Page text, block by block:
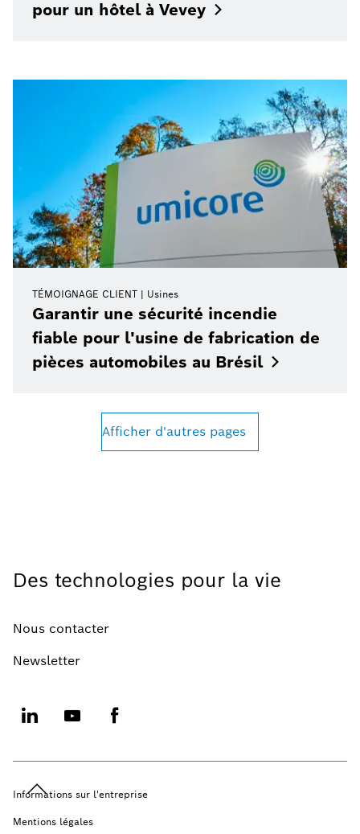
pour un hôtel à Vevey
TÉMOIGNAGE CLIENT Usines
Garantir une sécurité incendie
fiable pour l'usine de fabrication de
pièces automobiles au Brésil
Afficher d'autres pages
Des technologies pour la vie
Nous contacter
Newsletter
Informations sur l'entreprise
Mentions légales